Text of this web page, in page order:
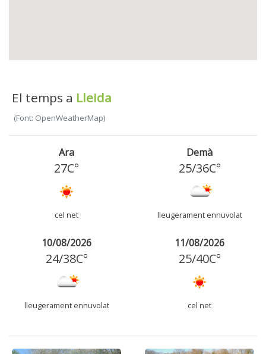
El temps a Lleida
(Font: OpenWeatherMap)
Ara
27C°
cel net
Demà
25/36C°
lleugerament ennuvolat
10/08/2026
24/38C°
lleugerament ennuvolat
11/08/2026
25/40C°
cel net